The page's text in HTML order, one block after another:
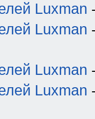
Luxman
Luxman
Luxman
Luxman